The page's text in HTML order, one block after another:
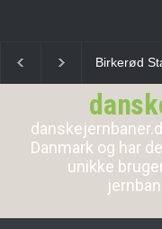
Allerød
Danmark og har
unikke